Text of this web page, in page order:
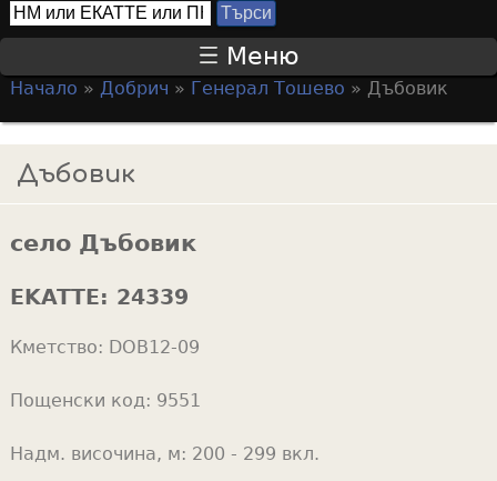
S
e
r
c
h
f
r
m
Т
ъ
с
и
Меню
o
u
r
e
e
Начало » Добрич » Генерал Тошево » Дъбовик
Дъбовик
село Дъбовик
EKATTE: 24339
Кметство: DOB12-09
Пощенски код: 9551
Надм. височина, м: 200 - 299 вкл.